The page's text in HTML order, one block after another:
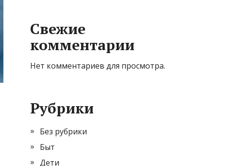
Свежие
комментарии
Нет комментариев для просмотра.
Рубрики
Без рубрики
Быт
Дети